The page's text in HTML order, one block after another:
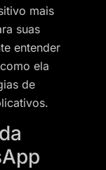
mais
suas
entender
ela
de